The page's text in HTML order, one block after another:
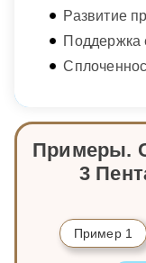
Развитие
Поддержка
Примеры.
3
Пример 1